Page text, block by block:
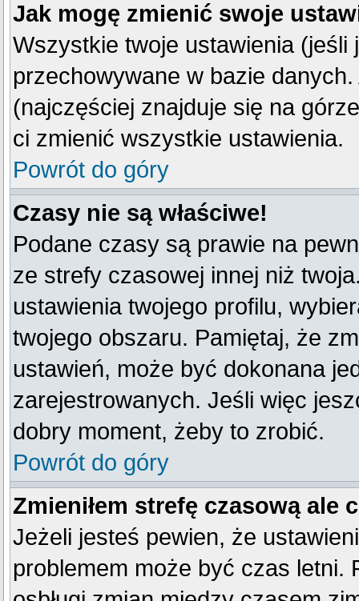
Jak mogę zmienić swoje
Wszystkie twoje ustawienia
przechowywane w bazie
(najczęściej znajduje się na
ci zmienić wszystkie ustawienia.
Powrót do góry
Czasy nie są właściwe!
Podane czasy są prawie na
ze strefy czasowej innej niż
ustawienia twojego profilu,
twojego obszaru. Pamiętaj, że
ustawień, może być dokonana
zarejestrowanych. Jeśli więc
dobry moment, żeby to zrobić.
Powrót do góry
Zmieniłem strefę czasową ale
Jeżeli jesteś pewien, że
problemem może być czas letni.